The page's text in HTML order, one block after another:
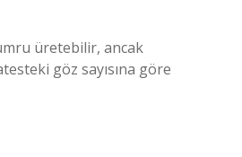
üretebilir, ancak
göz sayısına göre